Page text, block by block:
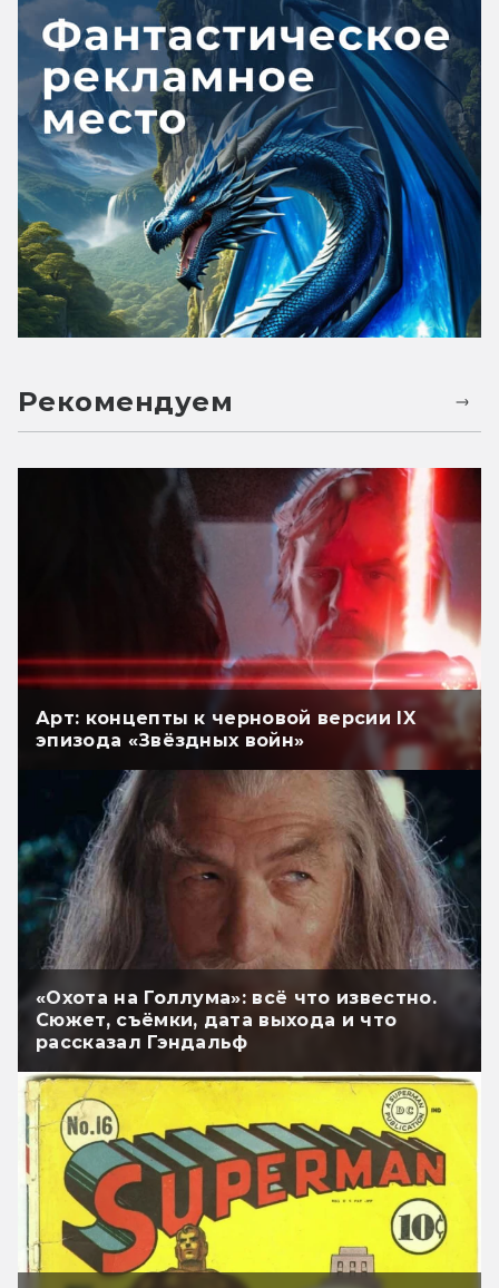
Рекомендуем
Арт: концепты к черновой версии IX
эпизода «Звёздных войн»
«Охота на Голлума»: всё что известно.
Сюжет, съёмки, дата выхода и что
рассказал Гэндальф